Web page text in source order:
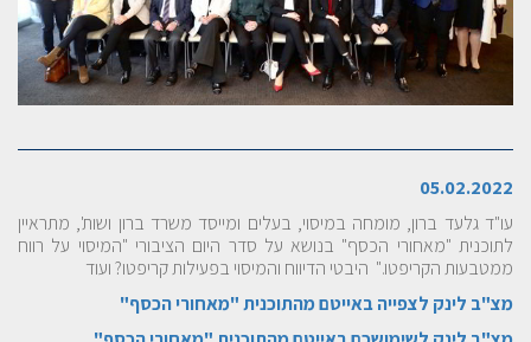
05.02.2022
עו"ד גלעד ברון, מומחה במיסוי, בעלים ומייסד משרד ברון ושות', מתראיין
לתוכנית "מאחורי הכסף" בנושא על סדר היום הציבורי "המיסוי על רווח
ממטבעות הקריפטו." היבטי הדיווח והמיסוי בפעילות קריפטו? ועוד
מצ"ב לינק לצפייה באייטם מהתוכנית "מאחורי הכסף"